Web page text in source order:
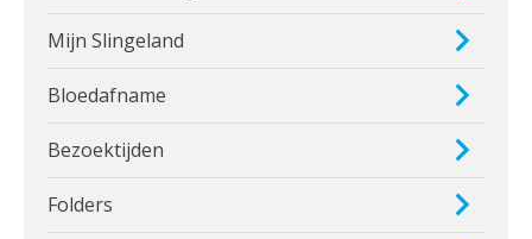
Mijn Slingeland
Bloedafname
Bezoektijden
Folders